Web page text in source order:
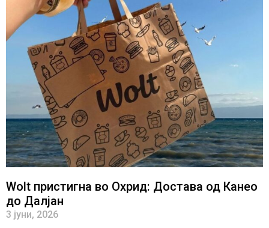
Wolt пристигна во Охрид: Достава од Канео
до Далјан
3 јуни, 2026